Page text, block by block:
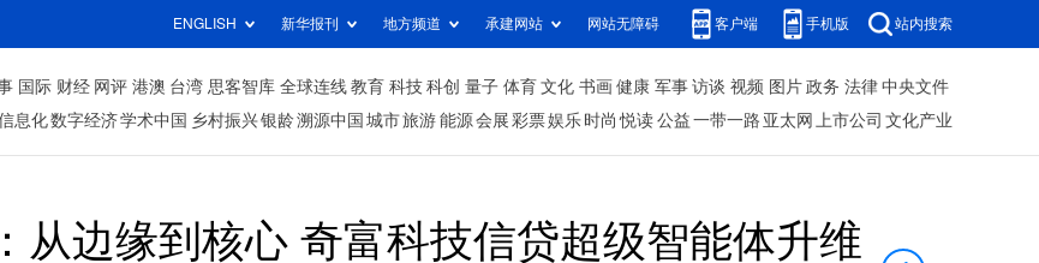
ENGLISH 新华报刊 地方频道 承建网站 网站无障碍 客户端 手机版 站内搜索
国际 财经 网评 港澳 台湾 思客智库 全球连线 教育 科技 科创 量子 体育 文化 书画 健康 军事 访谈 视频 图片 政务 法律 中央文件
息化数字经济学术中国 乡村振兴银龄溯源中国 城市旅游 能源 会展 彩票娱乐 时尚 悦读 公益 一带一路 亚太网 上市公司 文化产业
从边缘到核心 奇富科技信贷超级智能体升维